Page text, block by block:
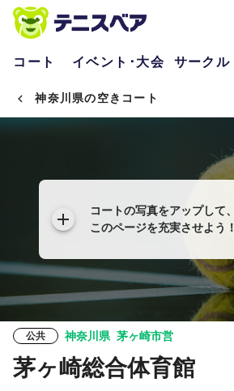
コート イベント･大会 サークル
神奈川県の空きコート
コートの写真をアップして、
このページを充実させよう！
公共 神奈川県 茅ヶ崎市営
茅ヶ崎総合体育館